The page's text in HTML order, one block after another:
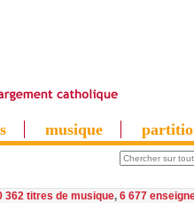
musique
362 titres de musique, 6 677